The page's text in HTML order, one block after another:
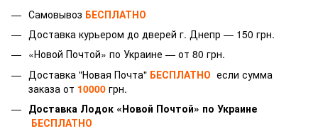
Самовывоз БЕСПЛАТНО
Доставка курьером до дверей г. Днепр — 150 грн.
«Новой Почтой» по Украине — от 80 грн.
Доставка "Новая Почта" БЕСПЛАТНО если сумма
заказа от 10000 грн.
Доставка Лодок «Новой Почтой» по Украине
БЕСПЛАТНО